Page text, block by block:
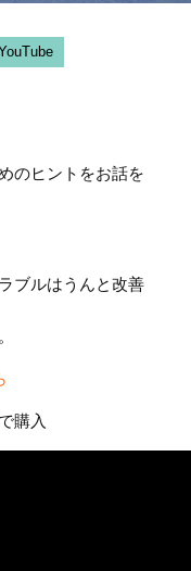
のヒントをお話を
ブルはうんと改善
で購入